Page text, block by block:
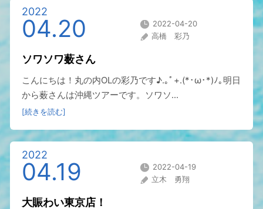
2022
04.20
2022-04-20
高橋 彩乃
ソワソワ薮さん
こんにちは！丸の内OLの彩乃です♪.｡ﾟ+.(*･ω･*)ﾉ｡明日
から薮さんは沖縄ツアーです。ソワソ...
[続きを読む]
2022
04.19
2022-04-19
立木 勇翔
大賑わい東京店！